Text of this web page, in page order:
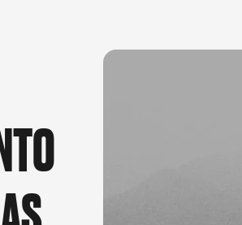
ein Picknick unter Apfelbäumen oder der
– hier findest du besondere
gehen in Hamburg
sind draußen, es wird wärmer und du